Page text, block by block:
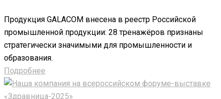
Продукция GALACOM внесена в реестр Российской
промышленной продукции: 28 тренажёров признаны
стратегически значимыми для промышленности и
образования.
Подробнее